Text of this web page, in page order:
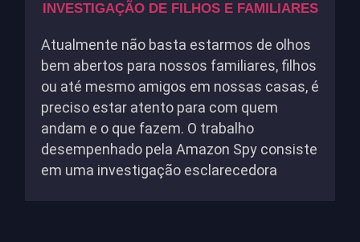
INVESTIGAÇÃO DE FILHOS E FAMILIARES
Atualmente não basta estarmos de olhos
bem abertos para nossos familiares, filhos
ou até mesmo amigos em nossas casas, é
preciso estar atento para com quem
andam e o que fazem. O trabalho
desempenhado pela Amazon Spy consiste
em uma investigação esclarecedora